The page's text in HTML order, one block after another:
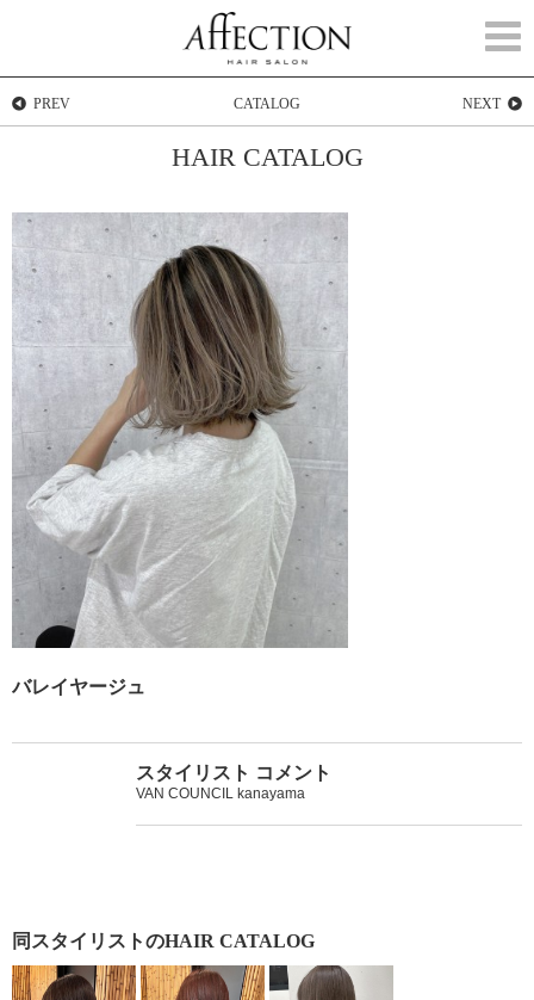
PREV CATALOG NEXT
HAIR CATALOG
バレイヤージュ
スタイリスト コメント
VAN COUNCIL kanayama
同スタイリストのHAIR CATALOG